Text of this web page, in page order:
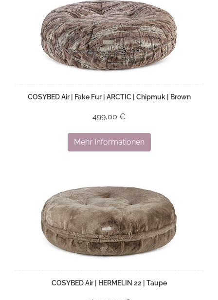
COSYBED Air | Fake Fur | ARCTIC | Chipmuk | Brown
499,00 €
Mehr Informationen
COSYBED Air | HERMELIN 22 | Taupe